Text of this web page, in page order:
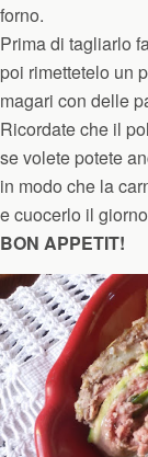
forno.
Prima di tagliarlo
poi rimettetelo un
magari con delle
Ricordate che il
se volete potete
in modo che la
e cuocerlo il
BON APPETIT!